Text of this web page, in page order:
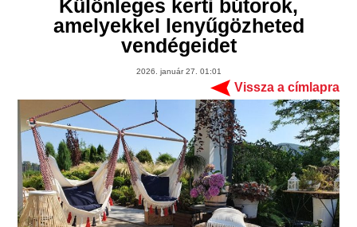
Különleges kerti bútorok,
amelyekkel lenyűgözheted
vendégeidet
2026. január 27. 01:01
Vissza a címlapra